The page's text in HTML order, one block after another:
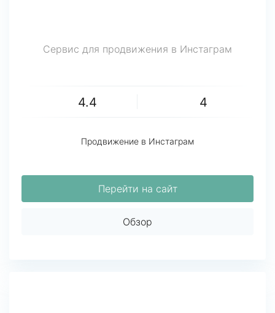
Сервис для продвижения в Инстаграм
4.4 4
Продвижение в Инстаграм
Перейти на сайт
Обзор